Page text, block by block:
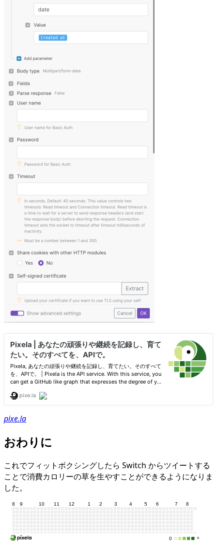
pixe.la
おわりに
これでフィットボクシングしたら Switch からツイートする
ことで消費カロリーの草を生やすことができるようになりま
した。